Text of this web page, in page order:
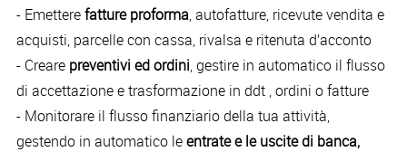
- Emetterefatture proforma, autofatture, ricevute vendita e
acquisti, parcelle con cassa, rivalsa e ritenuta d’acconto
- Creare preventivi ed ordini, gestire in automatico il flusso
di accettazione e trasformazione in ddt , ordini o fatture
- Monitorare il flusso finanziario della tua attività,
gestendo in automatico leentrate e le uscite di banca,